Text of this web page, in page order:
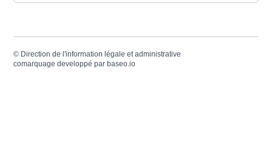
© Direction de l'information légale et administrative
comarquage developpé par baseo.io